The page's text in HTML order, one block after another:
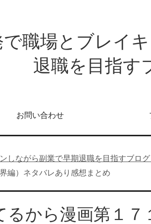
職場とブレイ
退職を目指す
お問い合わせ
しながら副業で早期退職を目指すブログ
編）ネタバレあり感想まとめ
から漫画第１７